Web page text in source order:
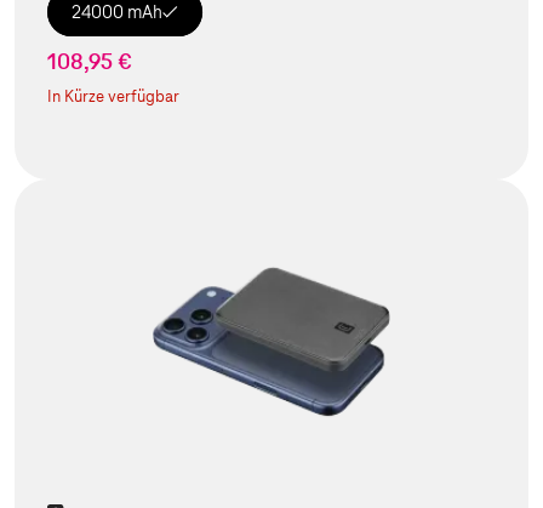
24000 mAh
108,95 €
In Kürze verfügbar